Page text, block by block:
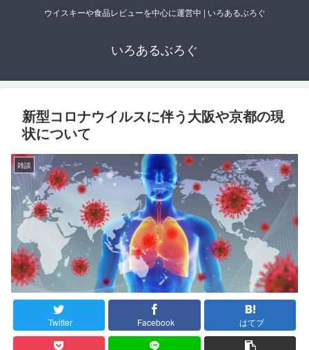
ウイスキーや食品レビューを中心に運営中 | いろあるぶろぐ
いろあるぶろぐ
新型コロナウイルスに伴う大阪や京都の現
状について
雑談
Twitter Facebook はてブ